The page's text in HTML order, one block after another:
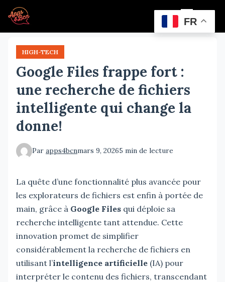
Aller
au
contenu
principal
HIGH-TECH
Google Files frappe fort :
une recherche de fichiers
intelligente qui change la
donne!
Par apps4bcnmars 9, 20265 min de lecture
La quête d’une fonctionnalité plus avancée pour
les explorateurs de fichiers est enfin à portée de
main, grâce à Google Files qui déploie sa
recherche intelligente tant attendue. Cette
innovation promet de simplifier
considérablement la recherche de fichiers en
utilisant l’intelligence artificielle (IA) pour
interpréter le contenu des fichiers, transcendant
FR